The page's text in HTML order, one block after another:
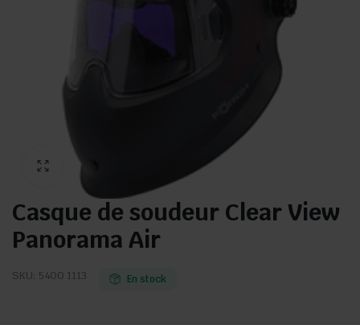
Casque de soudeur Clear View
Panorama Air
SKU: 5400 1113 En stock